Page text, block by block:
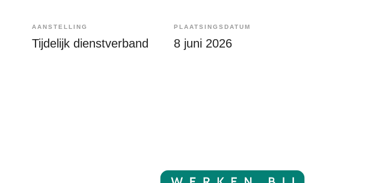
AANSTELLING
Tijdelijk dienstverband
PLAATSINGSDATUM
8 juni 2026